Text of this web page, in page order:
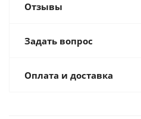
Отзывы
Задать вопрос
Оплата и доставка